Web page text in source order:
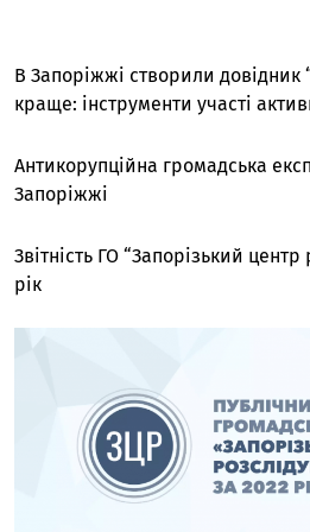
В Запоріжжі створили довідник
краще: інструменти участі
Антикорупційна громадська
Запоріжжі
Звітність ГО “Запорізький центр
рік